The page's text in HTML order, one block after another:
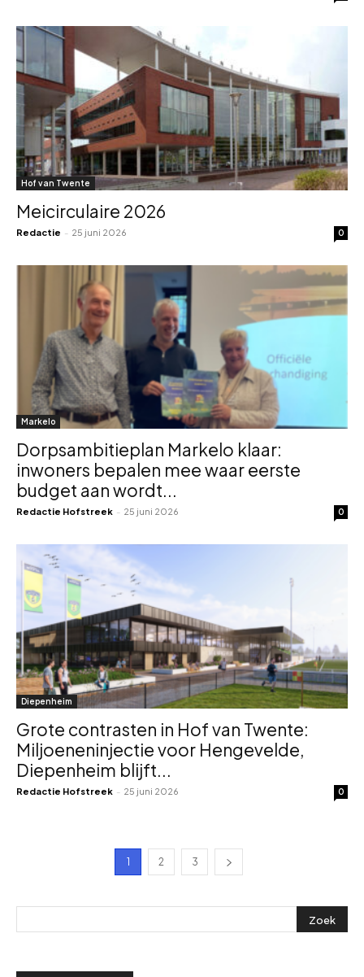
Hof van Twente
Meicirculaire 2026
Redactie - 25 juni 2026 0
Markelo
Dorpsambitieplan Markelo klaar:
inwoners bepalen mee waar eerste
budget aan wordt...
Redactie Hofstreek - 25 juni 2026 0
Diepenheim
Grote contrasten in Hof van Twente:
Miljoeneninjectie voor Hengevelde,
Diepenheim blijft...
Redactie Hofstreek - 25 juni 2026 0
1 2 3